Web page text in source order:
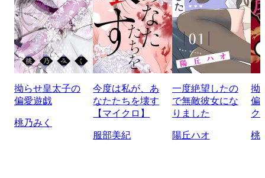
拗らせ皇太子の
偏愛遊戯
桃乃みく
今度は私が、あ
なたたちを壊す
【マイクロ】
服部美紀
一度絶望したの
で無敵彼女にな
りました
陽丘ハオ
拗
偏
ク
桃